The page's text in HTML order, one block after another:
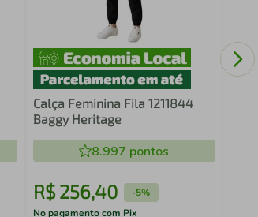
Calça Feminina Fila 1211844
Baggy Heritage
8.997 pontos
R$ 256,40 -5%
No pagamento com Pix